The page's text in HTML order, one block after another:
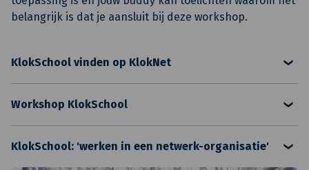
belangrijk is dat je aansluit bij deze workshop.
KlokSchool vinden op KlokNet
aanmelden voor een workshop?
Open KlokNet
Begin door in te loggen op KlokNet, het interne
Workshop KlokSchool
KlokSchool?
KlokSchool: 'werken in een netwerk-organisatie'